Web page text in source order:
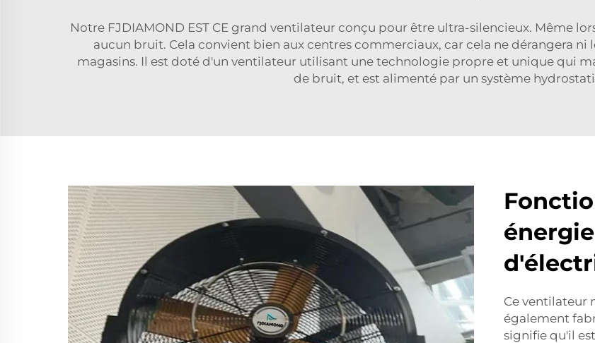
Notre FJDIAMOND EST CE grand ventilateur conçu pour être ultra-silencieux. Même
aucun bruit. Cela convient bien aux centres commerciaux, car cela ne dérangera ni
magasins. Il est doté d'un ventilateur utilisant une technologie propre et unique qui
de bruit, et est alimenté par un système
Ce ventilateur
également
signifie qu'il